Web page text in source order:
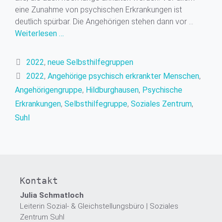
eine Zunahme von psychischen Erkrankungen ist
deutlich spürbar. Die Angehörigen stehen dann vor …
Weiterlesen …
Kategorien
2022, neue Selbsthilfegruppen
Schlagwörter
2022, Angehörige psychisch erkrankter Menschen,
Angehörigengruppe, Hildburghausen, Psychische
Erkrankungen, Selbsthilfegruppe, Soziales Zentrum,
Suhl
Kontakt
Julia Schmatloch
Leiterin Sozial- & Gleichstellungsbüro | Soziales
Zentrum Suhl